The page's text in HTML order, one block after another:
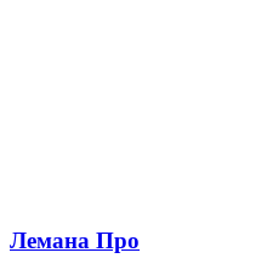
Лемана Про